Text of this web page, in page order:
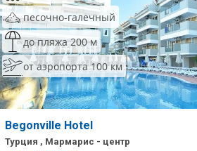
песочно-галечный
до пляжа 200 м
от аэропорта 100 км
Begonville Hotel
Турция , Мармарис - центр